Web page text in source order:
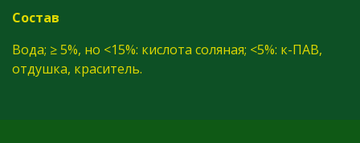
Состав
Вода; ≥ 5%, но <15%: кислота соляная; <5%: к-ПАВ,
отдушка, краситель.